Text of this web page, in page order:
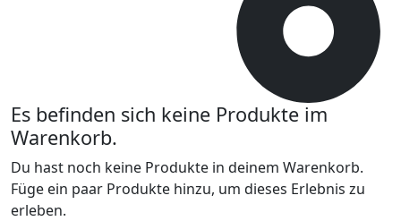
Es befinden sich keine Produkte im
Warenkorb.
Du hast noch keine Produkte in deinem Warenkorb.
Füge ein paar Produkte hinzu, um dieses Erlebnis zu
erleben.